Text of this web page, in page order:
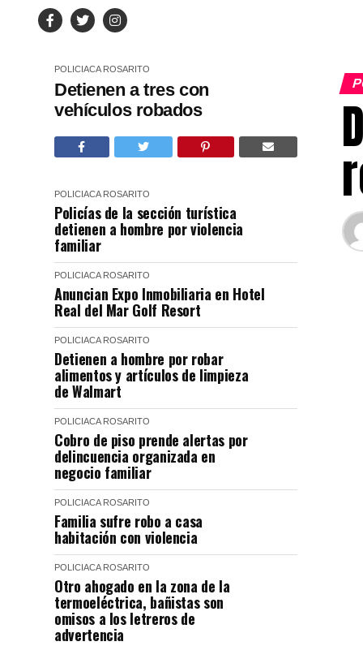
POLICIACA ROSARITO
Detienen a tres con
vehículos robados
POLICIACA ROSARITO
Policías de la sección turística
detienen a hombre por violencia
familiar
POLICIACA ROSARITO
Anuncian Expo Inmobiliaria en Hotel
Real del Mar Golf Resort
POLICIACA ROSARITO
Detienen a hombre por robar
alimentos y artículos de limpieza
de Walmart
POLICIACA ROSARITO
Cobro de piso prende alertas por
delincuencia organizada en
negocio familiar
POLICIACA ROSARITO
Familia sufre robo a casa
habitación con violencia
POLICIACA ROSARITO
Otro ahogado en la zona de la
termoeléctrica, bañistas son
omisos a los letreros de
advertencia